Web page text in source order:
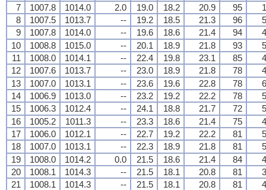
7
1007.8 1014.0 2.0 19.0 18.2 20.9 95
8
1007.5 1013.7 -- 19.2 18.5 21.3 96
9
1007.8 1014.0 -- 19.6 18.6 21.4 94
10
1008.8 1015.0 -- 20.1 18.9 21.8 93
11
1008.0 1014.1 -- 22.4 19.8 23.1 85
12
1007.6 1013.7 -- 23.0 18.9 21.8 78
13
1007.0 1013.1 -- 23.6 19.6 22.8 78
14
1006.9 1013.0 -- 23.2 19.2 22.2 78
15
1006.3 1012.4 -- 24.1 18.8 21.7 72
16
1005.2 1011.3 -- 23.3 18.6 21.4 75
17
1006.0 1012.1 -- 22.7 19.2 22.2 81
18
1007.0 1013.1 -- 22.3 18.9 21.8 81
19
1008.0 1014.2 0.0 21.5 18.6 21.4 84
20
1008.1 1014.3 -- 21.5 18.1 20.8 81
21
1008.1 1014.3 -- 21.5 18.1 20.8 81